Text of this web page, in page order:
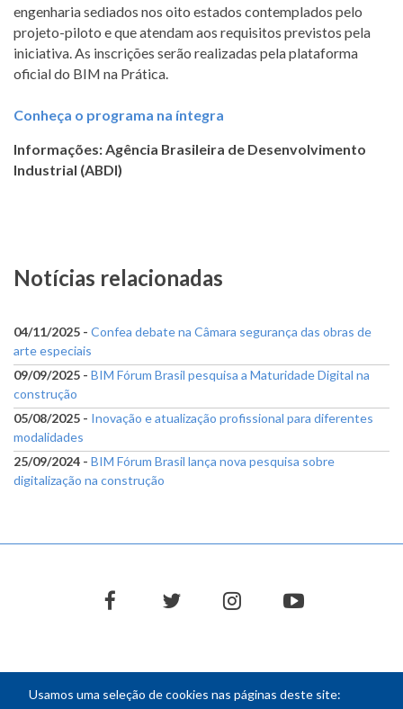
Usamos uma seleção de cookies nas páginas deste site:
engenharia sediados nos oito estados contemplados pelo
projeto-piloto e que atendam aos requisitos previstos pela
iniciativa. As inscrições serão realizadas pela plataforma
oficial do BIM na Prática.
Conheça o programa na íntegra
Informações: Agência Brasileira de Desenvolvimento
Industrial (ABDI)
Notícias relacionadas
04/11/2025 - Confea debate na Câmara segurança das obras de
arte especiais
09/09/2025 - BIM Fórum Brasil pesquisa a Maturidade Digital na
construção
05/08/2025 - Inovação e atualização profissional para diferentes
modalidades
25/09/2024 - BIM Fórum Brasil lança nova pesquisa sobre
digitalização na construção
facebooktwitter instagramyoutube